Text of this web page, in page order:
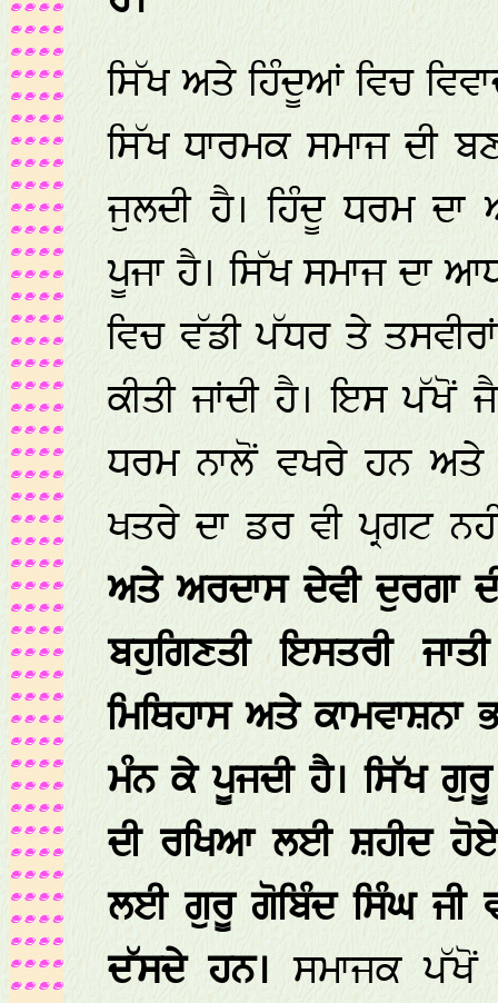
ਸਿੱਖ ਅਤੇ ਹਿੰਦੂਆਂ ਵਿਚ
ਸਿੱਖ ਧਾਰਮਕ ਸਮਾਜ ਦੀ
ਜੁਲਦੀ ਹੈ। ਹਿੰਦੂ ਧਰਮ ਦਾ
ਪੂਜਾ ਹੈ। ਸਿੱਖ ਸਮਾਜ ਦਾ
ਵਿਚ ਵੱਡੀ ਪੱਧਰ ਤੇ
ਕੀਤੀ ਜਾਂਦੀ ਹੈ। ਇਸ ਪੱਖੋਂ
ਧਰਮ ਨਾਲੋਂ ਵਖਰੇ ਹਨ ਅਤੇ
ਖਤਰੇ ਦਾ ਡਰ ਵੀ ਪ੍ਰਗਟ
ਅਤੇ ਅਰਦਾਸ ਦੇਵੀ ਦੁਰਗਾ
ਬਹੁਗਿਣਤੀ ਇਸਤਰੀ
ਮਿਥਿਹਾਸ ਅਤੇ
ਮੰਨ ਕੇ ਪੂਜਦੀ ਹੈ। ਸਿੱਖ
ਦੀ ਰਖਿਆ ਲਈ ਸ਼ਹੀਦ
ਲਈ ਗੁਰੂ ਗੋਬਿੰਦ ਸਿੰਘ ਜੀ
ਦੱਸਦੇ ਹਨ। ਸਮਾਜਕ ਪੱਖੋਂ